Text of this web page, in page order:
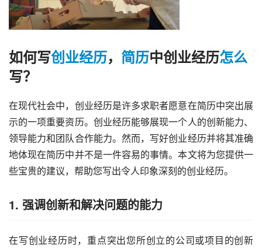
如何写创业经历， 简历中创业经历怎么
写？
在现代社会中，创业经历是许多求职者愿意在简历中突出展
示的一项重要资历。创业经历能够展现一个人的创新能力、
领导能力和团队合作能力。然而，写好创业经历并将其准确
地体现在简历中并不是一件容易的事情。本文将为您提供一
些宝贵的建议，帮助您写出令人印象深刻的创业经历。
1. 强调创新和解决问题的能力
在写创业经历时，重点突出您所创立的公司或项目的创新